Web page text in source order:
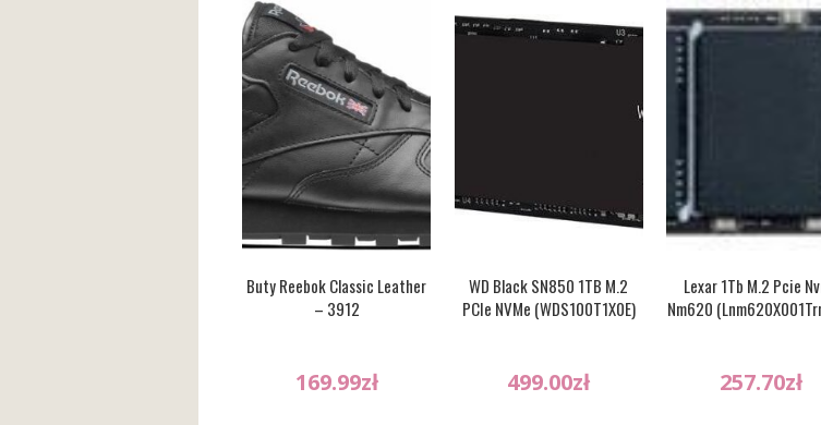
Buty Reebok Classic Leather
– 3912
169.99zł
WD Black SN850 1TB M.2
PCIe NVMe (WDS100T1X0E)
499.00zł
Lexar 1Tb M.2 Pcie
Nm620
257.70zł